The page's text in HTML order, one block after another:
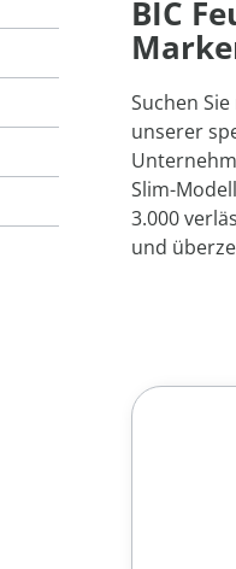
BIC
Suchen
unserer
Slim-
3.000
und